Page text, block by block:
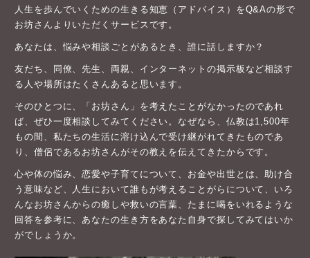
人生を歩んでいくための生きる知恵（アドバイス）をQ&Aの形で
お坊さんよりいただくサービスです。
あなたは、悩みや相談ごとがあるとき、誰に話しますか？
友だち、同僚、先生、両親、インターネットの掲示板など相談す
る人や場所はたくさんあると思います。
そのひとつに、「お坊さん」を考えたことがなかったのであれ
ば、ぜひ一度相談してみてください。なぜなら、仏教は1,500年
もの間、私たちの生活に溶け込んで受け継がれてきたものであ
り、僧侶であるお坊さんがその教えを伝えてきたからです。
心や体の悩み、恋愛や子育てについて、お金や出世とは、助け合
う意味など、人生において誰もが考えることがらについて、いろ
んなお坊さんからの癒しや救いの言葉、たまに喝をいれるような
回答を参考に、あなたの生き方をあなた自身で探してみてはいか
がでしょうか。